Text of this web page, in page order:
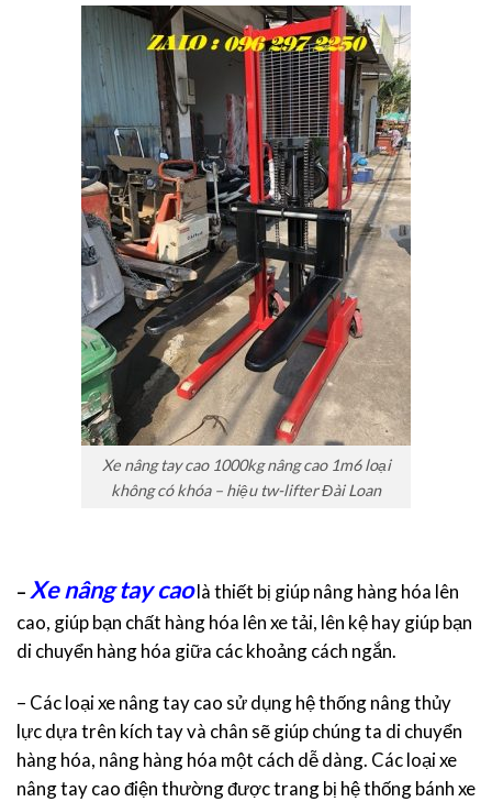
Xe nâng tay cao 1000kg nâng cao 1m6 loại
không có khóa – hiệu tw-lifter Đài Loan
– Xe nâng tay caolà thiết bị giúp nâng hàng hóa lên
cao, giúp bạn chất hàng hóa lên xe tải, lên kệ hay giúp bạn
di chuyển hàng hóa giữa các khoảng cách ngắn.
– Các loại xe nâng tay cao sử dụng hệ thống nâng thủy
lực dựa trên kích tay và chân sẽ giúp chúng ta di chuyển
hàng hóa, nâng hàng hóa một cách dễ dàng. Các loại xe
nâng tay cao điện thường được trang bị hệ thống bánh xe